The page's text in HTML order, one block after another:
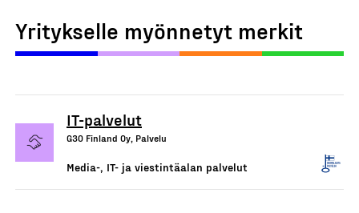
Yritykselle myönnetyt merkit
IT-palvelut
G30 Finland Oy, Palvelu
Media-, IT- ja viestintäalan palvelut